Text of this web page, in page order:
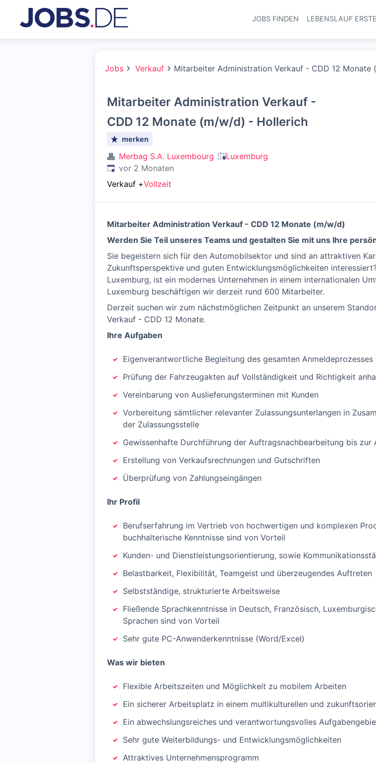
JOBS FINDEN LEBENSLAUF
Jobs Verkauf Mitarbeiter Administration Verkauf - CDD 12
Mitarbeiter Administration Verkauf -
CDD 12 Monate (m/w/d) - Hollerich
merken
Merbag S.A. Luxembourg
Luxemburg
Veröffentlicht:
vor 2 Monaten
Verkauf +Vollzeit
Mitarbeiter Administration Verkauf - CDD 12 Monate (m/w/d)
Werden Sie Teil unseres Teams und gestalten Sie mit uns Ihre
Sie begeistern sich für den Automobilsektor und sind an attraktiven
Zukunftsperspektive und guten Entwicklungsmöglichkeiten
Luxemburg, ist ein modernes Unternehmen in einem internationalen
Luxemburg beschäftigen wir derzeit rund 600 Mitarbeiter.
Derzeit suchen wir zum nächstmöglichen Zeitpunkt an unserem
Verkauf - CDD 12 Monate.
Ihre Aufgaben
Eigenverantwortliche Begleitung des gesamten Anmeldeprozesses
Prüfung der Fahrzeugakten auf Vollständigkeit und Richtigkeit
Vereinbarung von Auslieferungsterminen mit Kunden
Vorbereitung sämtlicher relevanter Zulassungsunterlangen in
der Zulassungsstelle
Gewissenhafte Durchführung der Auftragsnachbearbeitung bis zur
Erstellung von Verkaufsrechnungen und Gutschriften
Überprüfung von Zahlungseingängen
Ihr Profil
Berufserfahrung im Vertrieb von hochwertigen und komplexen
buchhalterische Kenntnisse sind von Vorteil
Kunden- und Dienstleistungsorientierung, sowie
Belastbarkeit, Flexibilität, Teamgeist und überzeugendes Auftreten
Selbstständige, strukturierte Arbeitsweise
Fließende Sprachkenntnisse in Deutsch, Französisch,
Sprachen sind von Vorteil
Sehr gute PC-Anwenderkenntnisse (Word/Excel)
Was wir bieten
Flexible Arbeitszeiten und Möglichkeit zu mobilem Arbeiten
Ein sicherer Arbeitsplatz in einem multikulturellen und
Ein abwechslungsreiches und verantwortungsvolles
Sehr gute Weiterbildungs- und Entwicklungsmöglichkeiten
Attraktives Unternehmensprogramm